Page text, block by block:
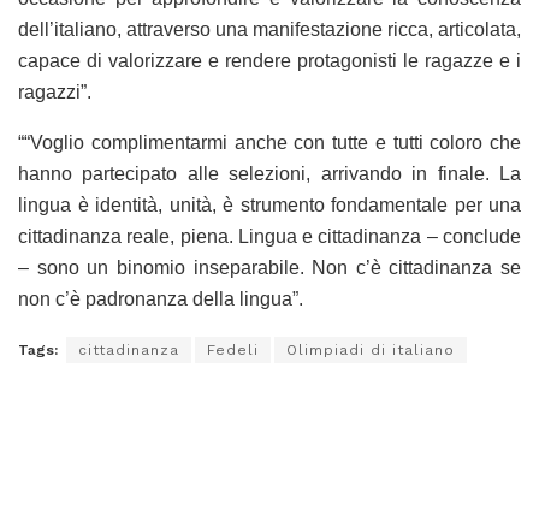
dell’italiano, attraverso una manifestazione ricca, articolata,
capace di valorizzare e rendere protagonisti le ragazze e i
ragazzi”.
““Voglio complimentarmi anche con tutte e tutti coloro che
hanno partecipato alle selezioni, arrivando in finale. La
lingua è identità, unità, è strumento fondamentale per una
cittadinanza reale, piena. Lingua e cittadinanza – conclude
– sono un binomio inseparabile. Non c’è cittadinanza se
non c’è padronanza della lingua”.
Tags: cittadinanza Fedeli Olimpiadi di italiano